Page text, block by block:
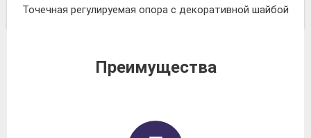
Точечная регулируемая опора с декоративной шайбой
Преимущества